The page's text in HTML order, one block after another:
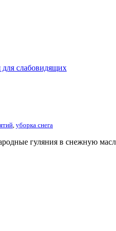
для слабовидящих
, уборка снега
гуляния в снежную